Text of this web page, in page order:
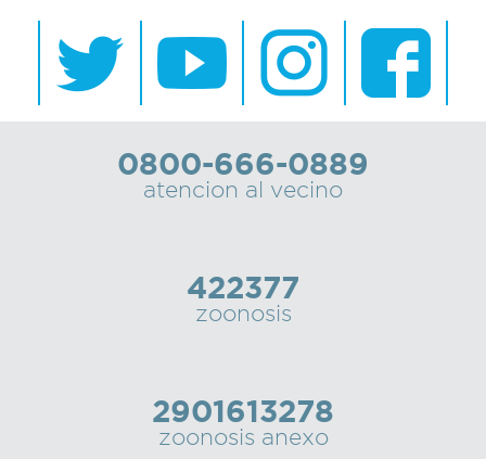
0800-666-0889
atencion al vecino
422377
zoonosis
2901613278
zoonosis anexo